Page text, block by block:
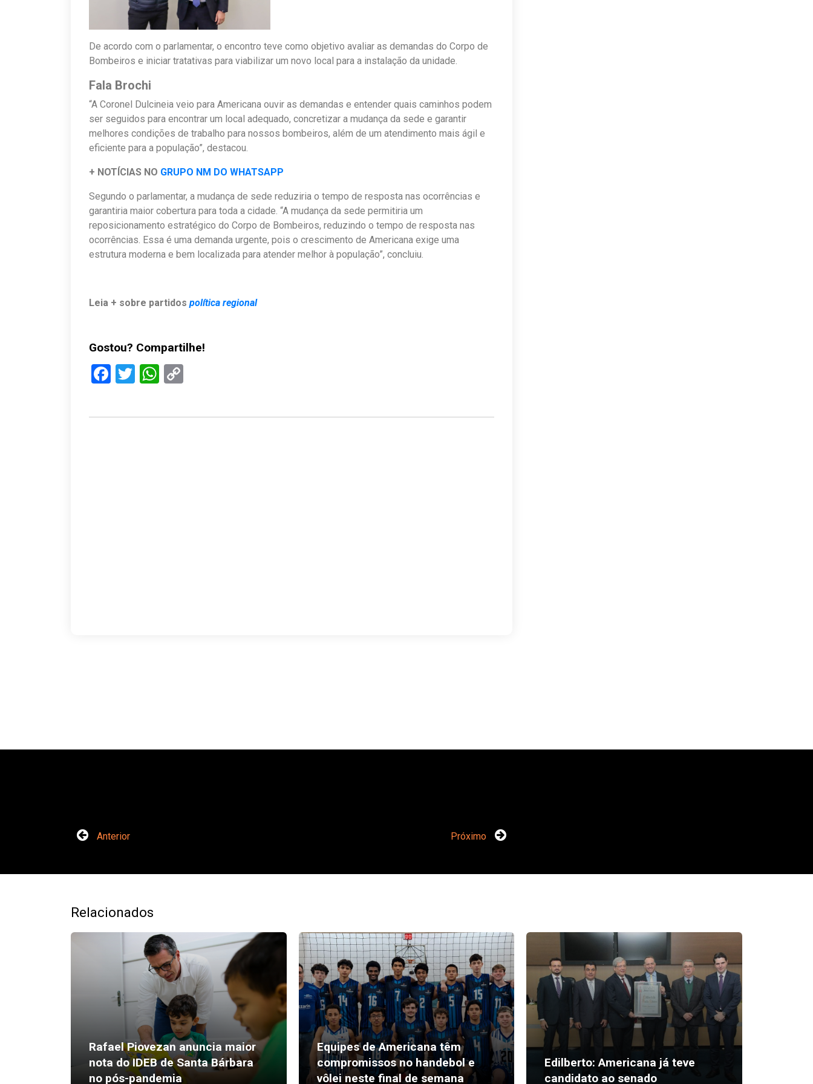
De acordo com o parlamentar, o encontro teve como objetivo avaliar as demandas do Corpo de
Bombeiros e iniciar tratativas para viabilizar um novo local para a instalação da unidade.
Fala Brochi
“A Coronel Dulcineia veio para Americana ouvir as demandas e entender quais caminhos podem
ser seguidos para encontrar um local adequado, concretizar a mudança da sede e garantir
melhores condições de trabalho para nossos bombeiros, além de um atendimento mais ágil e
eficiente para a população”, destacou.
+ NOTÍCIAS NO GRUPO NM DO WHATSAPP
Segundo o parlamentar, a mudança de sede reduziria o tempo de resposta nas ocorrências e
garantiria maior cobertura para toda a cidade. “A mudança da sede permitiria um
reposicionamento estratégico do Corpo de Bombeiros, reduzindo o tempo de resposta nas
ocorrências. Essa é uma demanda urgente, pois o crescimento de Americana exige uma
estrutura moderna e bem localizada para atender melhor à população”, concluiu.
Leia + sobre partidos política regional
Gostou? Compartilhe!
Facebook
TwitterWhatsApp
Anterior Próximo
Relacionados
Rafael Piovezan anuncia maior
nota do IDEB de Santa Bárbara
no pós-pandemia
Equipes de Americana têm
compromissos no handebol e
vôlei neste final de semana
Edilberto: Americana já teve
candidato ao senado